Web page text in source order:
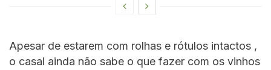
Apesar de estarem com rolhas e rótulos intactos ,
o casal ainda não sabe o que fazer com os vinhos